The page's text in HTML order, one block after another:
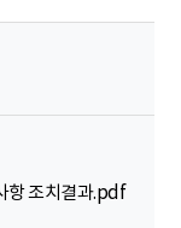
항 조치결과.pdf